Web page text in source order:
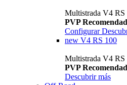
Multistrada V4 RS
PVP
Configurar
new V4 RS 100
Multistrada V4 RS
PVP
Descubrir más